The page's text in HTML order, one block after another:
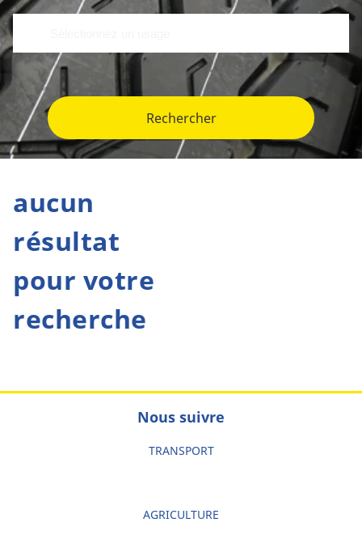
Rechercher
aucun
résultat
pour votre
recherche
Nous suivre
TRANSPORT
AGRICULTURE